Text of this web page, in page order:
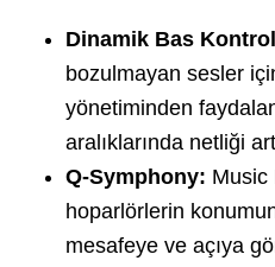
Dinamik Bas
bozulmayan sesler
yönetiminden
aralıklarında netliği
Q-Symphony: Music
hoparlörlerin
mesafeye ve açıya